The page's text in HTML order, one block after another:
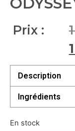
Prix :
Description
Ingrédients
En stock